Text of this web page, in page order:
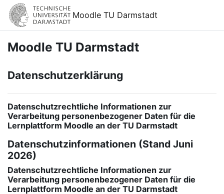
Zum Hauptinhalt
Moodle TU Darmstadt
Moodle TU Darmstadt
Datenschutzerklärung
Datenschutzrechtliche Informationen zur
Verarbeitung personenbezogener Daten für die
Lernplattform Moodle an der TU Darmstadt
Datenschutzinformationen (Stand Juni
2026)
Datenschutzrechtliche Informationen zur
Verarbeitung personenbezogener Daten für die
Lernplattform Moodle an der TU Darmstadt